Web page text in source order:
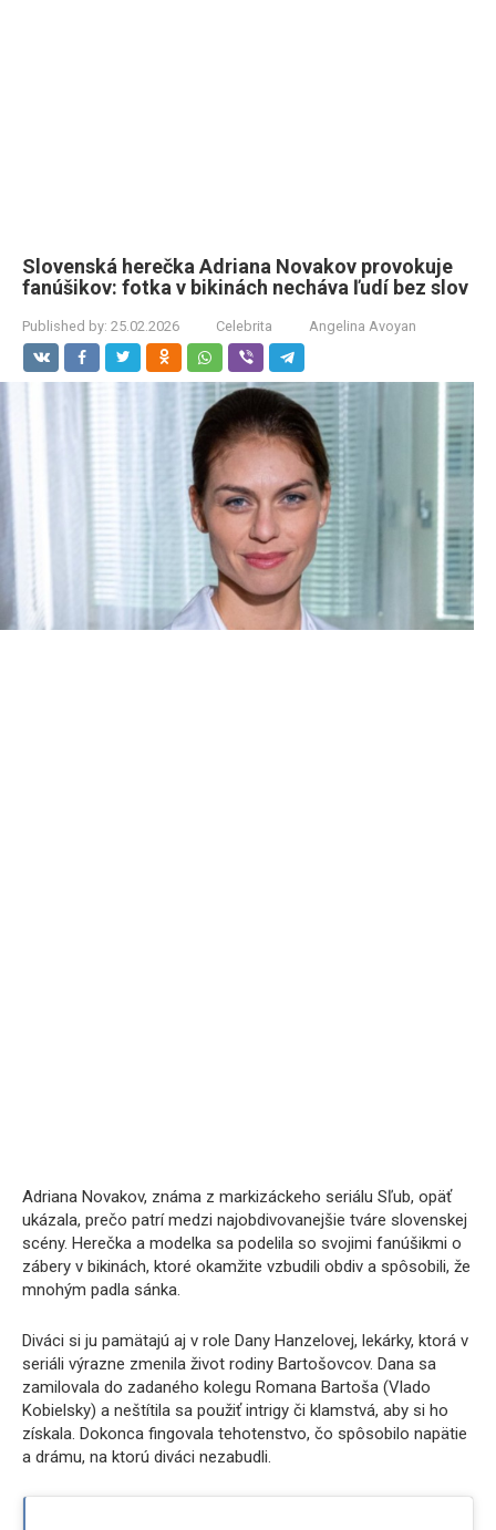
Slovenská herečka Adriana Novakov provokuje
fanúšikov: fotka v bikinách necháva ľudí bez slov
Published by: 25.02.2026 Celebrita Angelina Avoyan
Adriana Novakov, známa z markizáckeho seriálu Sľub, opäť
ukázala, prečo patrí medzi najobdivovanejšie tváre slovenskej
scény. Herečka a modelka sa podelila so svojimi fanúšikmi o
zábery v bikinách, ktoré okamžite vzbudili obdiv a spôsobili, že
mnohým padla sánka.
Diváci si ju pamätajú aj v role Dany Hanzelovej, lekárky, ktorá v
seriáli výrazne zmenila život rodiny Bartošovcov. Dana sa
zamilovala do zadaného kolegu Romana Bartoša (Vlado
Kobielsky) a neštítila sa použiť intrigy či klamstvá, aby si ho
získala. Dokonca fingovala tehotenstvo, čo spôsobilo napätie
a drámu, na ktorú diváci nezabudli.